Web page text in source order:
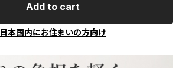
Add to cart
日本国内にお住まいの方向け